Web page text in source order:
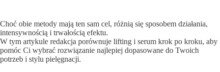
Choć obie metody mają ten sam cel, różnią się sposobem działania,
intensywnością i trwałością efektu.
W tym artykule redakcja porównuje lifting i serum krok po kroku, aby
pomóc Ci wybrać rozwiązanie najlepiej dopasowane do Twoich
potrzeb i stylu pielęgnacji.